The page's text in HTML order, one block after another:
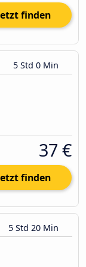
finden
5 Std 0 Min
37 €
finden
5 Std 20 Min